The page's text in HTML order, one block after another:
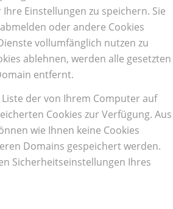
Einstellungen zu speichern. Sie
oder andere Cookies
vollumfänglich nutzen zu
ablehnen, werden alle gesetzten
entfernt.
der von Ihrem Computer auf
Cookies zur Verfügung. Aus
wie Ihnen keine Cookies
Domains gespeichert werden.
Sicherheitseinstellungen Ihres